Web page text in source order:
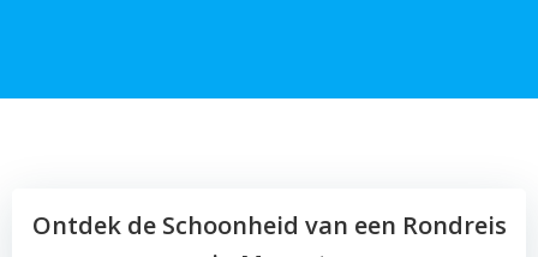
Ontdek de Schoonheid van een Rondreis